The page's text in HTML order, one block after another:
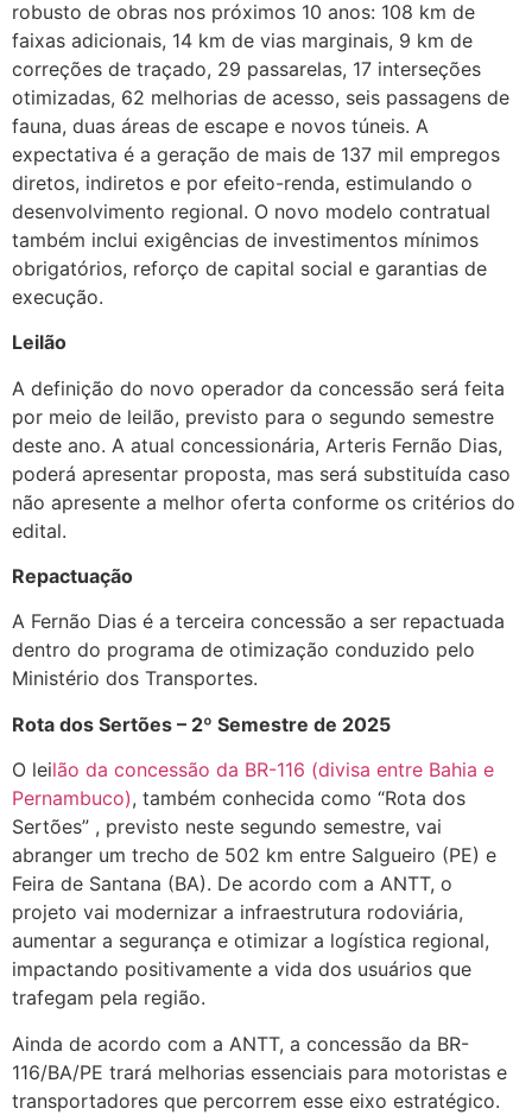
robusto de obras nos próximos 10 anos: 108 km de
faixas adicionais, 14 km de vias marginais, 9 km de
correções de traçado, 29 passarelas, 17 interseções
otimizadas, 62 melhorias de acesso, seis passagens de
fauna, duas áreas de escape e novos túneis. A
expectativa é a geração de mais de 137 mil empregos
diretos, indiretos e por efeito-renda, estimulando o
desenvolvimento regional. O novo modelo contratual
também inclui exigências de investimentos mínimos
obrigatórios, reforço de capital social e garantias de
execução.
Leilão
A definição do novo operador da concessão será feita
por meio de leilão, previsto para o segundo semestre
deste ano. A atual concessionária, Arteris Fernão Dias,
poderá apresentar proposta, mas será substituída caso
não apresente a melhor oferta conforme os critérios do
edital.
Repactuação
A Fernão Dias é a terceira concessão a ser repactuada
dentro do programa de otimização conduzido pelo
Ministério dos Transportes.
Rota dos Sertões – 2º Semestre de 2025
O leilão da concessão da BR-116 (divisa entre Bahia e
Pernambuco), também conhecida como “Rota dos
Sertões” , previsto neste segundo semestre, vai
abranger um trecho de 502 km entre Salgueiro (PE) e
Feira de Santana (BA). De acordo com a ANTT, o
projeto vai modernizar a infraestrutura rodoviária,
aumentar a segurança e otimizar a logística regional,
impactando positivamente a vida dos usuários que
trafegam pela região.
Ainda de acordo com a ANTT, a concessão da BR-
116/BA/PE trará melhorias essenciais para motoristas e
transportadores que percorrem esse eixo estratégico.